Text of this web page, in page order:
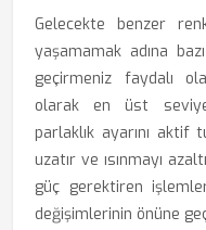
Gelecekte benzer
yaşamamak adına bazı
geçirmeniz faydalı
olarak en üst
parlaklık ayarını aktif
uzatır ve ısınmayı
güç gerektiren
değişimlerinin önüne